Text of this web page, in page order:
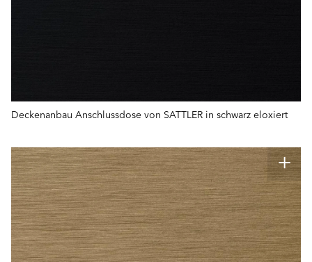
Deckenanbau Anschlussdose von SATTLER in schwarz eloxiert